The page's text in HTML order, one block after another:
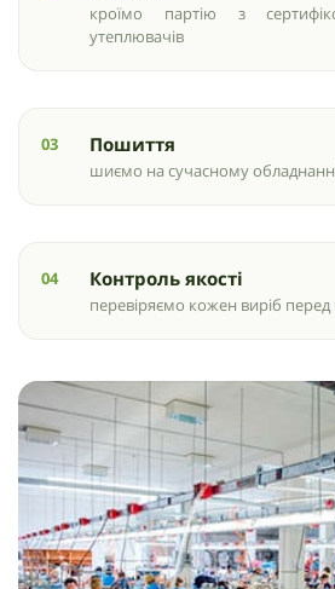
кроїмо партію з
утеплювачів
Пошиття
шиємо на сучасному
Контроль якості
перевіряємо кожен виріб